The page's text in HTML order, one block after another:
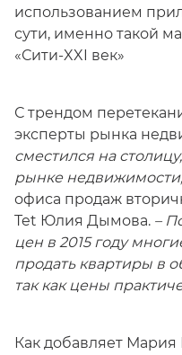
использованием
сути, именно такой
«Сити-XXI век»
С трендом
эксперты рынка
сместился на
рынке недвижимости,
офиса продаж
Tet Юлия Дымова. –
цен в 2015 году
продать квартиры в
так как цены
Как добавляет